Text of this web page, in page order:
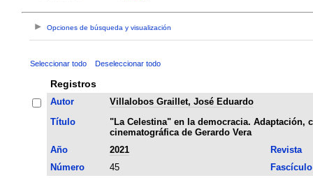
Opciones de búsqueda y visualización
Seleccionar todo Deseleccionar todo
Registros
Autor
Villalobos Graillet, José Eduardo
Título
"La Celestina" en la democracia. Adaptación,
cinematográfica de Gerardo Vera
Año
2021
Revista
Número
45
Fascículo